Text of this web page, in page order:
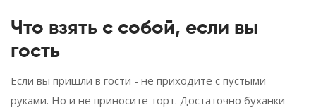
Что взять с собой, если вы
гость
Если вы пришли в гости - не приходите с пустыми
руками. Но и не приносите торт. Достаточно буханки